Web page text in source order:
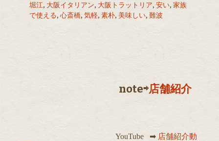
堀江, 大阪イタリアン, 大阪トラットリア, 安い, 家族
で使える, 心斎橋, 気軽, 素朴, 美味しい, 難波
note⇨店舗紹介
YouTube ➡︎ 店舗紹介動